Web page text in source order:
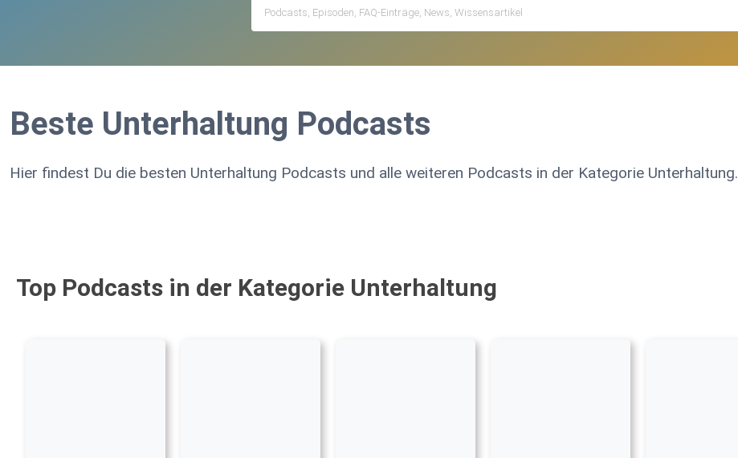
Beste Unterhaltung Podcasts
Hier findest Du die besten Unterhaltung Podcasts und alle weiteren Podcasts in der Kategorie Unterhaltung.
Top Podcasts in der Kategorie Unterhaltung